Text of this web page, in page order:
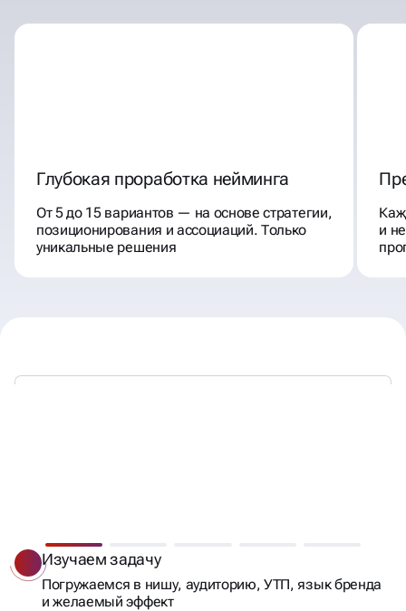
Глубокая проработка нейминга
От 5 до 15 вариантов — на основе стратегии,
позиционирования и ассоциаций. Только
уникальные решения
и
БРЕНДУ, КОТОРОЕ СТАНЕТ
КЛЮЧОМ К УСПЕХУ!
Изучаем задачу
Погружаемся в нишу, аудиторию, УТП, язык бренда
и желаемый эффект